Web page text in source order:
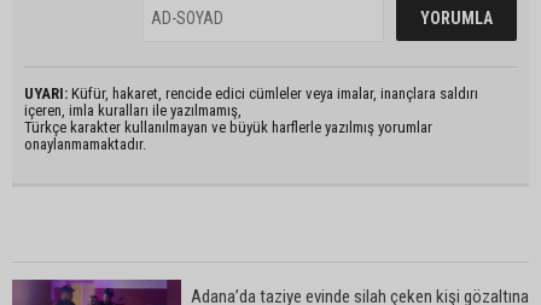
UYARI: Küfür, hakaret, rencide edici cümleler veya imalar, inançlara saldırı
içeren, imla kuralları ile yazılmamış,
Türkçe karakter kullanılmayan ve büyük harflerle yazılmış yorumlar
onaylanmamaktadır.
Adana’da taziye evinde silah çeken kişi gözaltına